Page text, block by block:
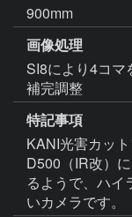
900mm
画像処理
SI8により4コマ
補完調整
特記事項
KANI光害カッ
D500（IR改）
るようで、ハイ
いカメラです。